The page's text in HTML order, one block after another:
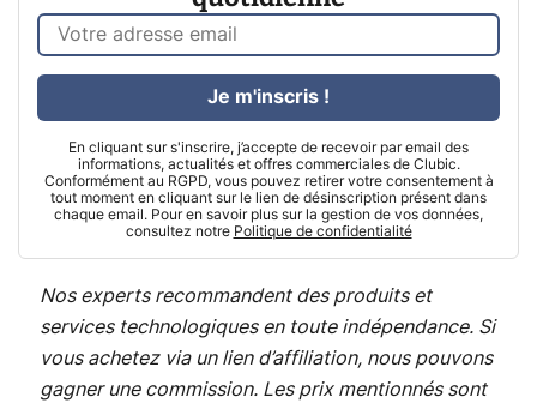
En cliquant sur s'inscrire, j’accepte de recevoir par email des
informations, actualités et offres commerciales de Clubic.
Conformément au RGPD, vous pouvez retirer votre consentement à
tout moment en cliquant sur le lien de désinscription présent dans
chaque email. Pour en savoir plus sur la gestion de vos données,
consultez notre Politique de confidentialité
Je m'inscris !
Nos experts recommandent des produits et
services technologiques en toute indépendance. Si
vous achetez via un lien d’affiliation, nous pouvons
gagner une commission. Les prix mentionnés sont